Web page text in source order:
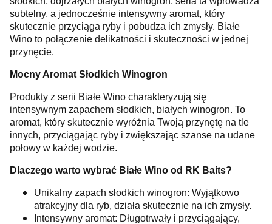
subtelny, a jednocześnie intensywny aromat, który
skutecznie przyciąga ryby i pobudza ich zmysły. Białe
Wino to połączenie delikatności i skuteczności w jednej
przynęcie.
Mocny Aromat Słodkich Winogron
Produkty z serii Białe Wino charakteryzują się
intensywnym zapachem słodkich, białych winogron. To
aromat, który skutecznie wyróżnia Twoją przynętę na tle
innych, przyciągając ryby i zwiększając szanse na udane
połowy w każdej wodzie.
Dlaczego warto wybrać Białe Wino od RK Baits?
Unikalny zapach słodkich winogron: Wyjątkowo
atrakcyjny dla ryb, działa skutecznie na ich zmysły.
Intensywny aromat: Długotrwały i przyciągający,